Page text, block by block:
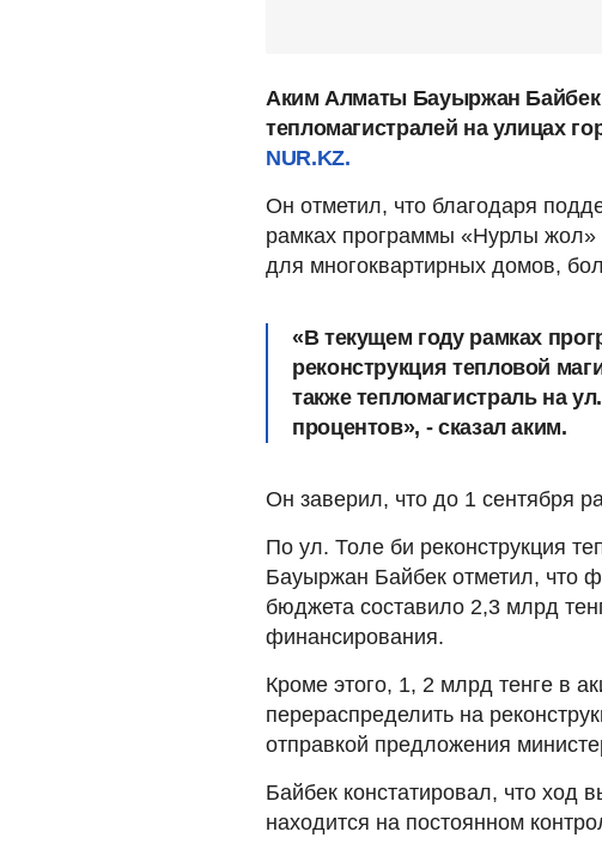
Аким Алматы Бауыржан
тепломагистралей на улицах
NUR.KZ.
Он отметил, что благодаря
рамках программы «Нурлы жол»
для многоквартирных домов,
«В текущем году рамках
реконструкция тепловой
также тепломагистраль на
процентов», - сказал аким.
Он заверил, что до 1 сентября
По ул. Толе би реконструкция
Бауыржан Байбек отметил, что
бюджета составило 2,3 млрд
финансирования.
Кроме этого, 1, 2 млрд тенге в
перераспределить на
отправкой предложения
Байбек констатировал, что
находится на постоянном